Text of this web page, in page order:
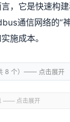
，它是快速构
通信网络的“
施成本。
8 个）—— 点击展开
—— 点击展开